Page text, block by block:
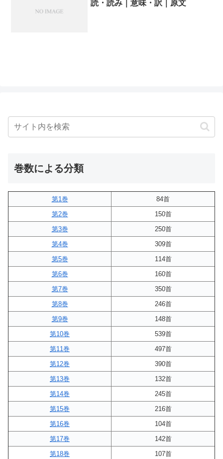
読・読み｜意味・訳｜原文
巻数による分類
第1巻
84首
第2巻
150首
第3巻
250首
第4巻
309首
第5巻
114首
第6巻
160首
第7巻
350首
第8巻
246首
第9巻
148首
第10巻
539首
第11巻
497首
第12巻
390首
第13巻
132首
第14巻
245首
第15巻
216首
第16巻
104首
第17巻
142首
第18巻
107首